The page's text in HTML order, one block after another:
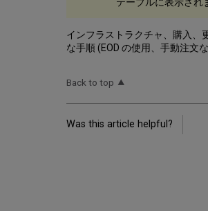
テーブルに表示され
インフラストラクチャ、購入、
な手順 (EOD の使用、手動注文
Back to top
Was this article helpful?